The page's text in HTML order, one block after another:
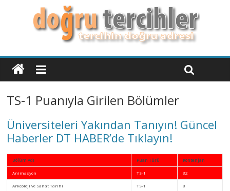
TS-1 Puanıyla Girilen Bölümler
Üniversiteleri Yakından Tanıyın! Güncel
Haberler DT HABER’de Tıklayın!
Bölüm Adı Puan Türü Kontenjan
Animasyon TS-1 32
Arkeoloji ve Sanat Tarihi TS-1 8